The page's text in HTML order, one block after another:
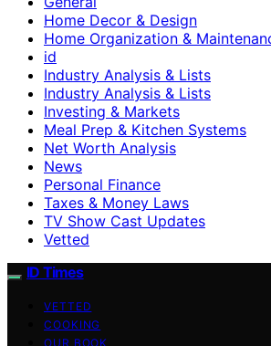
Home Decor & Design
Home Organization &
id
Industry Analysis & Lists
Industry Analysis & Lists
Investing & Markets
Meal Prep & Kitchen Systems
Net Worth Analysis
News
Personal Finance
Taxes & Money Laws
TV Show Cast Updates
Vetted
ID Times
VETTED
COOKING
OUR BOOK